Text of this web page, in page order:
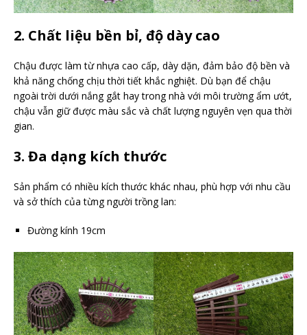
2. Chất liệu bền bỉ, độ dày cao
Chậu được làm từ nhựa cao cấp, dày dặn, đảm bảo độ bền và
khả năng chống chịu thời tiết khắc nghiệt. Dù bạn để chậu
ngoài trời dưới nắng gắt hay trong nhà với môi trường ẩm ướt,
chậu vẫn giữ được màu sắc và chất lượng nguyên vẹn qua thời
gian.
3. Đa dạng kích thước
Sản phẩm có nhiều kích thước khác nhau, phù hợp với nhu cầu
và sở thích của từng người trồng lan:
Đường kính 19cm